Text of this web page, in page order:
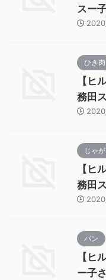
スー
ひき肉
【ヒ
務田
じゃ
【ヒ
務田
パン
【ヒ
ー子